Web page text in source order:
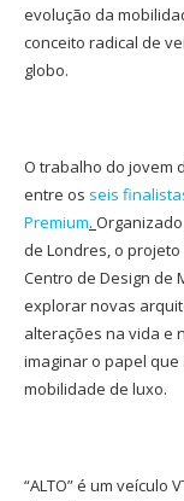
evolução da
conceito radical de
globo.
O trabalho do jovem
entre os seis
Premium. Organizado
de Londres, o
Centro de Design de
explorar novas
alterações na vida e
imaginar o papel
mobilidade de luxo.
“ALTO” é um veículo